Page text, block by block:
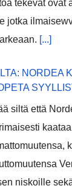
tekevät ovat
jotka
[...]
NORDEA
siltä että
niskoille